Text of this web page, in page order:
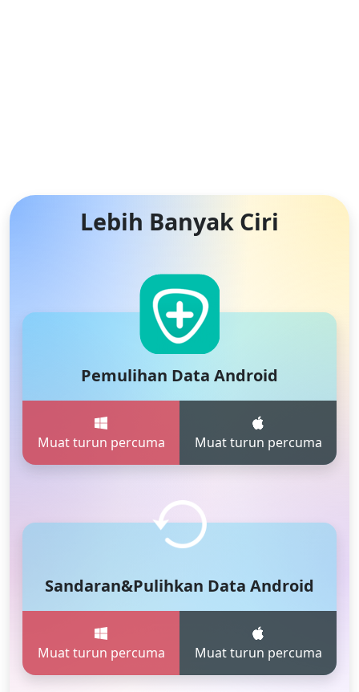
Lebih Banyak Ciri
Pemulihan Data Android
Muat turun percuma Muat turun percuma
Sandaran&Pulihkan Data Android
Muat turun percuma Muat turun percuma